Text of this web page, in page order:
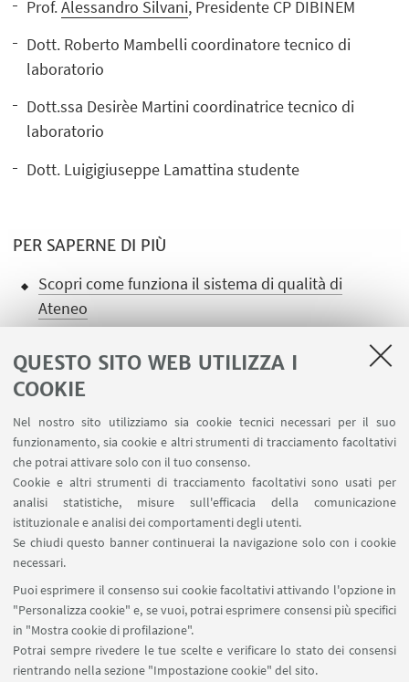
QUESTO SITO WEB UTILIZZA I
COOKIE
Nel nostro sito utilizziamo sia cookie tecnici necessari per il suo
funzionamento, sia cookie e altri strumenti di tracciamento facoltativi
che potrai attivare solo con il tuo consenso.
Cookie e altri strumenti di tracciamento facoltativi sono usati per
analisi statistiche, misure sull'efficacia della comunicazione
istituzionale e analisi dei comportamenti degli utenti.
Se chiudi questo banner continuerai la navigazione solo con i cookie
necessari.
Puoi esprimere il consenso sui cookie facoltativi attivando l'opzione in
"Personalizza cookie" e, se vuoi, potrai esprimere consensi più specifici
in "Mostra cookie di profilazione".
Potrai sempre rivedere le tue scelte e verificare lo stato dei consensi
rientrando nella sezione "Impostazione cookie" del sito.
Prof.Alessandro Silvani, Presidente CP DIBINEM
Dott. Roberto Mambelli coordinatore tecnico di
laboratorio
Dott.ssa Desirèe Martini coordinatrice tecnico di
laboratorio
Dott. Luigigiuseppe Lamattina studente
PER SAPERNE DI PIÙ
Scopri come funziona il sistema di qualità di
Ateneo
LINK UTILI
Ministero dell'Istruzione dell'Università e della Ricerca
Area riservata
Contatti
Carta dei servizi
SEGUI UNIBO SU:
APP: